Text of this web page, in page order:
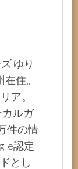
ゆり
住。
ア。
ルガ
件の情
認定
とし